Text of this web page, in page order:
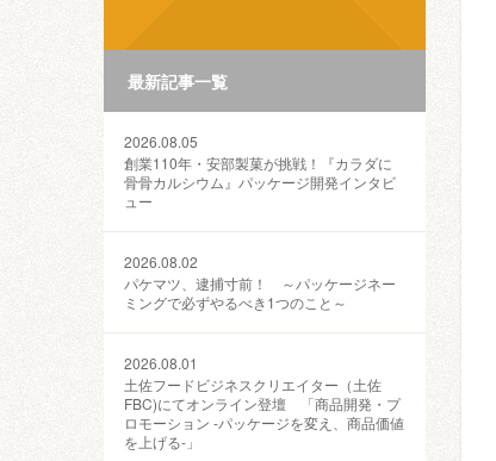
最新記事一覧
2026.08.05
創業110年・安部製菓が挑戦！『カラダに
骨骨カルシウム』パッケージ開発インタビ
ュー
2026.08.02
パケマツ、逮捕寸前！ ～パッケージネー
ミングで必ずやるべき1つのこと～
2026.08.01
土佐フードビジネスクリエイター（土佐
FBC)にてオンライン登壇 「商品開発・プ
ロモーション ‐パッケージを変え、商品価値
を上げる‐」